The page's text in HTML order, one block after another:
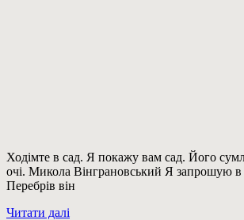
Ходімте в сад. Я покажу вам сад. Його
очі. Микола Вінграновський Я
Перебрів він
Читати далі